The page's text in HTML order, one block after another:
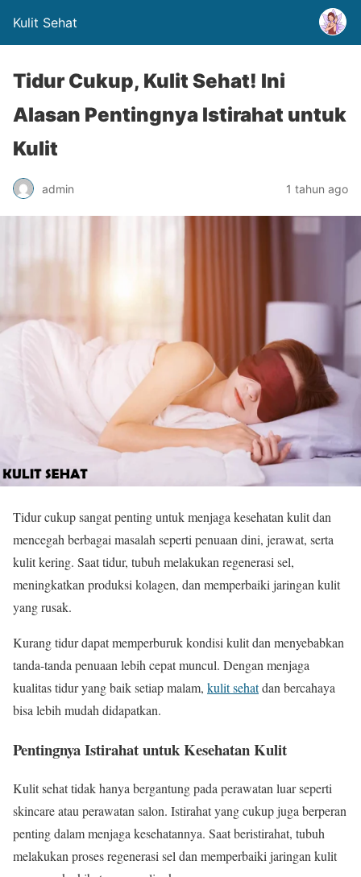
Kulit Sehat
Tidur Cukup, Kulit Sehat! Ini
Alasan Pentingnya Istirahat untuk
Kulit
admin 1 tahun ago
Tidur cukup sangat penting untuk menjaga kesehatan kulit dan
mencegah berbagai masalah seperti penuaan dini, jerawat, serta
kulit kering. Saat tidur, tubuh melakukan regenerasi sel,
meningkatkan produksi kolagen, dan memperbaiki jaringan kulit
yang rusak.
Kurang tidur dapat memperburuk kondisi kulit dan menyebabkan
tanda-tanda penuaan lebih cepat muncul. Dengan menjaga
kualitas tidur yang baik setiap malam, kulit sehatdan bercahaya
bisa lebih mudah didapatkan.
Pentingnya Istirahat untuk Kesehatan Kulit
Kulit sehat tidak hanya bergantung pada perawatan luar seperti
skincare atau perawatan salon. Istirahat yang cukup juga berperan
penting dalam menjaga kesehatannya. Saat beristirahat, tubuh
melakukan proses regenerasi sel dan memperbaiki jaringan kulit